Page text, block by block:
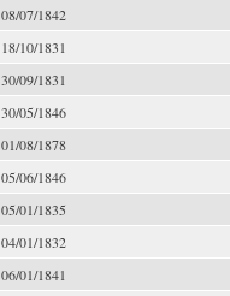
08/07/1842
18/10/1831
30/09/1831
30/05/1846
01/08/1878
05/06/1846
05/01/1835
04/01/1832
06/01/1841